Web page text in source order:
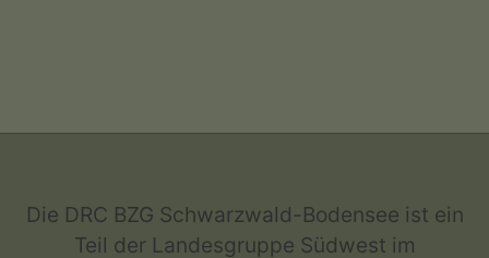
Die DRC BZG Schwarzwald-Bodensee ist ein
Teil der Landesgruppe Südwest im